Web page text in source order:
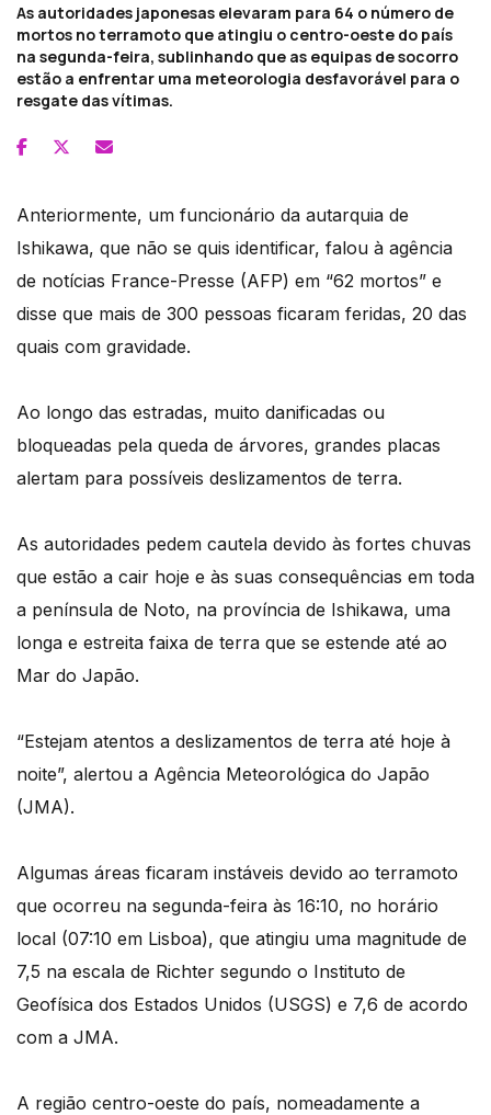
As autoridades japonesas elevaram para 64 o número de
mortos no terramoto que atingiu o centro-oeste do país
na segunda-feira, sublinhando que as equipas de socorro
estão a enfrentar uma meteorologia desfavorável para o
resgate das vítimas.
Anteriormente, um funcionário da autarquia de
Ishikawa, que não se quis identificar, falou à agência
de notícias France-Presse (AFP) em “62 mortos” e
disse que mais de 300 pessoas ficaram feridas, 20 das
quais com gravidade.
Ao longo das estradas, muito danificadas ou
bloqueadas pela queda de árvores, grandes placas
alertam para possíveis deslizamentos de terra.
As autoridades pedem cautela devido às fortes chuvas
que estão a cair hoje e às suas consequências em toda
a península de Noto, na província de Ishikawa, uma
longa e estreita faixa de terra que se estende até ao
Mar do Japão.
“Estejam atentos a deslizamentos de terra até hoje à
noite”, alertou a Agência Meteorológica do Japão
(JMA).
Algumas áreas ficaram instáveis devido ao terramoto
que ocorreu na segunda-feira às 16:10, no horário
local (07:10 em Lisboa), que atingiu uma magnitude de
7,5 na escala de Richter segundo o Instituto de
Geofísica dos Estados Unidos (USGS) e 7,6 de acordo
com a JMA.
A região centro-oeste do país, nomeadamente a